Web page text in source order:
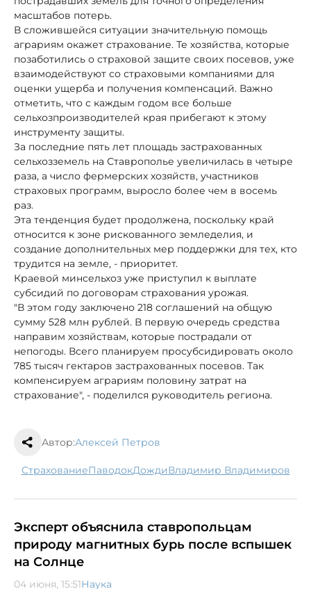
масштабов потерь.
В сложившейся ситуации значительную помощь
аграриям окажет страхование. Те хозяйства, которые
позаботились о страховой защите своих посевов, уже
взаимодействуют со страховыми компаниями для
оценки ущерба и получения компенсаций. Важно
отметить, что с каждым годом все больше
сельхозпроизводителей края прибегают к этому
инструменту защиты.
За последние пять лет площадь застрахованных
сельхозземель на Ставрополье увеличилась в четыре
раза, а число фермерских хозяйств, участников
страховых программ, выросло более чем в восемь
раз.
Эта тенденция будет продолжена, поскольку край
относится к зоне рискованного земледелия, и
создание дополнительных мер поддержки для тех, кто
трудится на земле, - приоритет.
Краевой минсельхоз уже приступил к выплате
субсидий по договорам страхования урожая.
"В этом году заключено 218 соглашений на общую
сумму 528 млн рублей. В первую очередь средства
направим хозяйствам, которые пострадали от
непогоды. Всего планируем просубсидировать около
785 тысяч гектаров застрахованных посевов. Так
компенсируем аграриям половину затрат на
страхование", - поделился руководитель региона.
Автор:Алексей Петров
страхование паводок дожди Владимир Владимиров
Эксперт объяснила ставропольцам
природу магнитных бурь после вспышек
на Солнце
04 июня, 15:51Наука